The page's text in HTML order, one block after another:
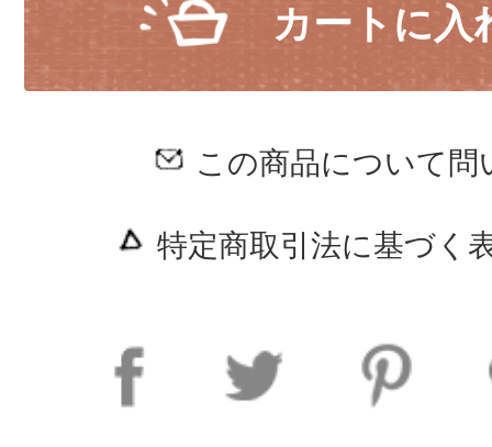
カートに入
この商品について問
特定商取引法に基づく